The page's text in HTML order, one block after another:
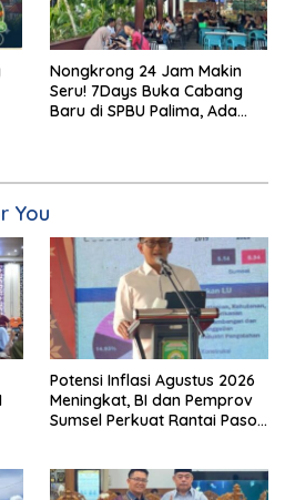
Nongkrong 24 Jam Makin
Seru! 7Days Buka Cabang
Baru di SPBU Palima, Ada
You
Potensi Inflasi Agustus 2026
Meningkat, BI dan Pemprov
Sumsel Perkuat Rantai Pasok